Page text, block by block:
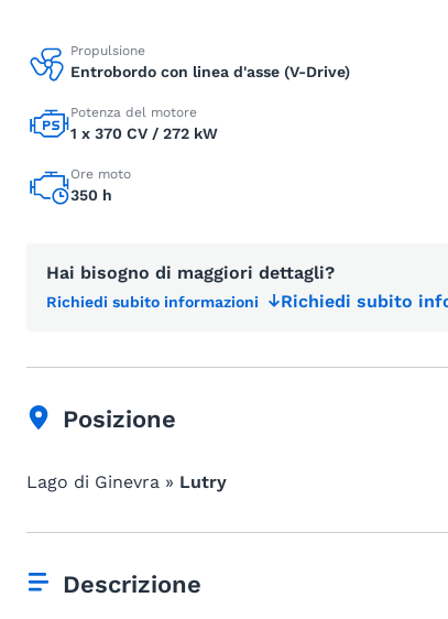
Propulsione
Entrobordo con linea d'asse (V-Drive)
Potenza del motore
1 x 370 CV / 272 kW
Ore moto
350 h
Hai bisogno di maggiori dettagli?
Richiedi subito informazioni Richiedi subito
Posizione
Lago di Ginevra » Lutry
Descrizione